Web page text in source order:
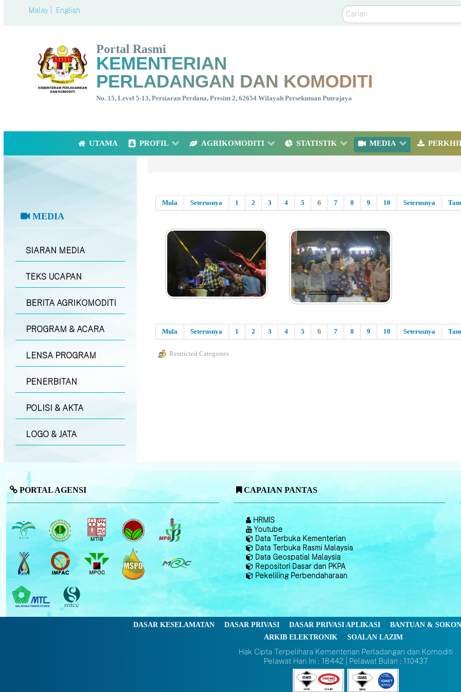
Malay | English Carian
Portal Rasmi
KEMENTERIAN
PERLADANGAN DAN KOMODITI
No. 15, Level 5-13, Persiaran Perdana, Presint 2, 62654 Wilayah Persekutuan Putrajaya
UTAMA PROFIL AGRIKOMODITI STATISTIK MEDIA
MEDIA
SIARAN MEDIA
TEKS UCAPAN
BERITA AGRIKOMODITI
PROGRAM & ACARA
LENSA PROGRAM
PENERBITAN
POLISI & AKTA
LOGO & JATA
Mula Seterusnya 1 2 3 4 5 6 7 8 9 10 Seterusnya
Mula Seterusnya 1 2 3 4 5 6 7 8 9 10 Seterusnya
Restricted Categories
PORTAL AGENSI CAPAIAN PANTAS
HRMIS
Youtube
Data Terbuka Kementerian
Data Terbuka Rasmi Malaysia
Data Geospatial Malaysia
Repositori Dasar dan PKPA
Pekeliling Perbendaharaan
DASAR KESELAMATAN DASAR PRIVASI DASAR PRIVASI APLIKASI
BANTUAN &
ARKIB ELEKTRONIK
SOALAN LAZIM
Hak Cipta Terpelihara Kementerian Perladangan dan Komoditi
Pelawat Hari Ini : 18442 | Pelawat Bulan : 110437